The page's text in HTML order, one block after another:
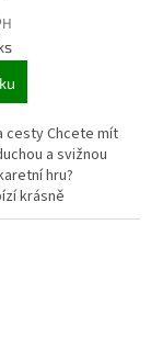
cesty Chcete mít
a svižnou
hru?
krásně
na kterých se